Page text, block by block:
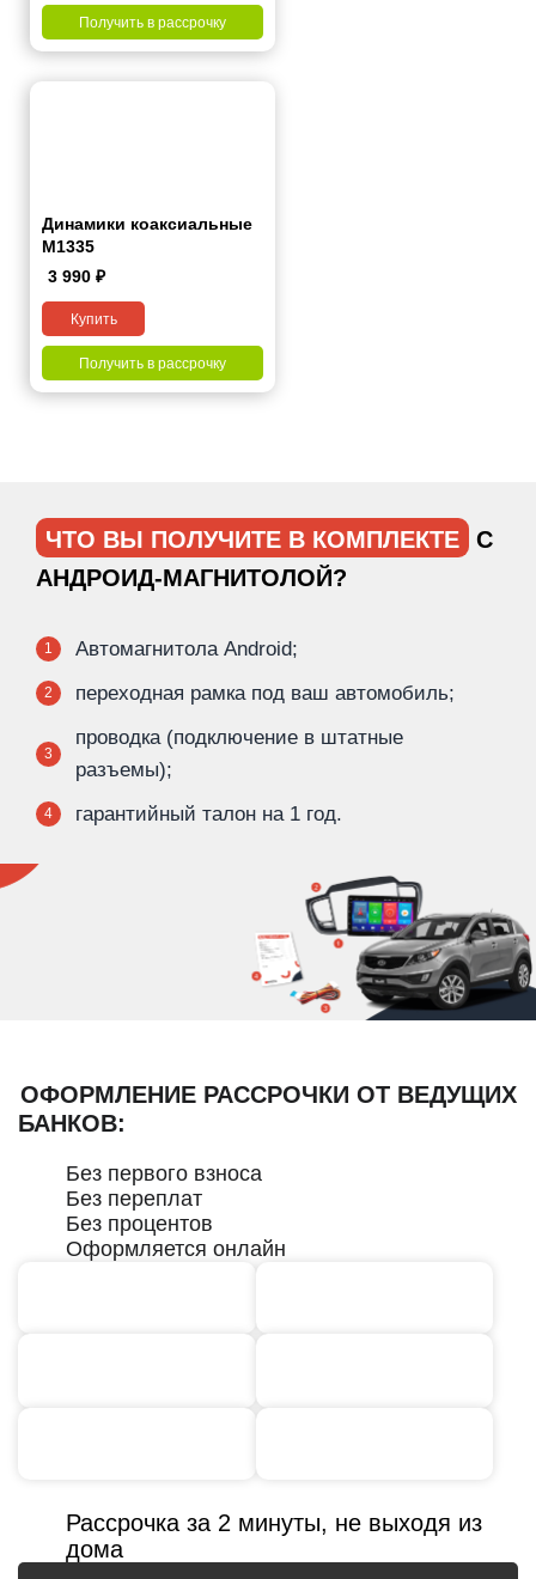
Получить в рассрочку
Динамики коаксиальные
M1335
3 990 ₽
Купить
Получить в рассрочку
ЧТО ВЫ ПОЛУЧИТЕ В КОМПЛЕКТЕ
С
АНДРОИД-МАГНИТОЛОЙ?
1 Автомагнитола Android;
2 переходная рамка под ваш автомобиль;
3
проводка (подключение в штатные
разъемы);
4 гарантийный талон на 1 год.
ОФОРМЛЕНИЕ РАССРОЧКИ ОТ ВЕДУЩИХ
БАНКОВ:
Без первого взноса
Без переплат
Без процентов
Оформляется онлайн
Рассрочка за 2 минуты, не выходя из
дома